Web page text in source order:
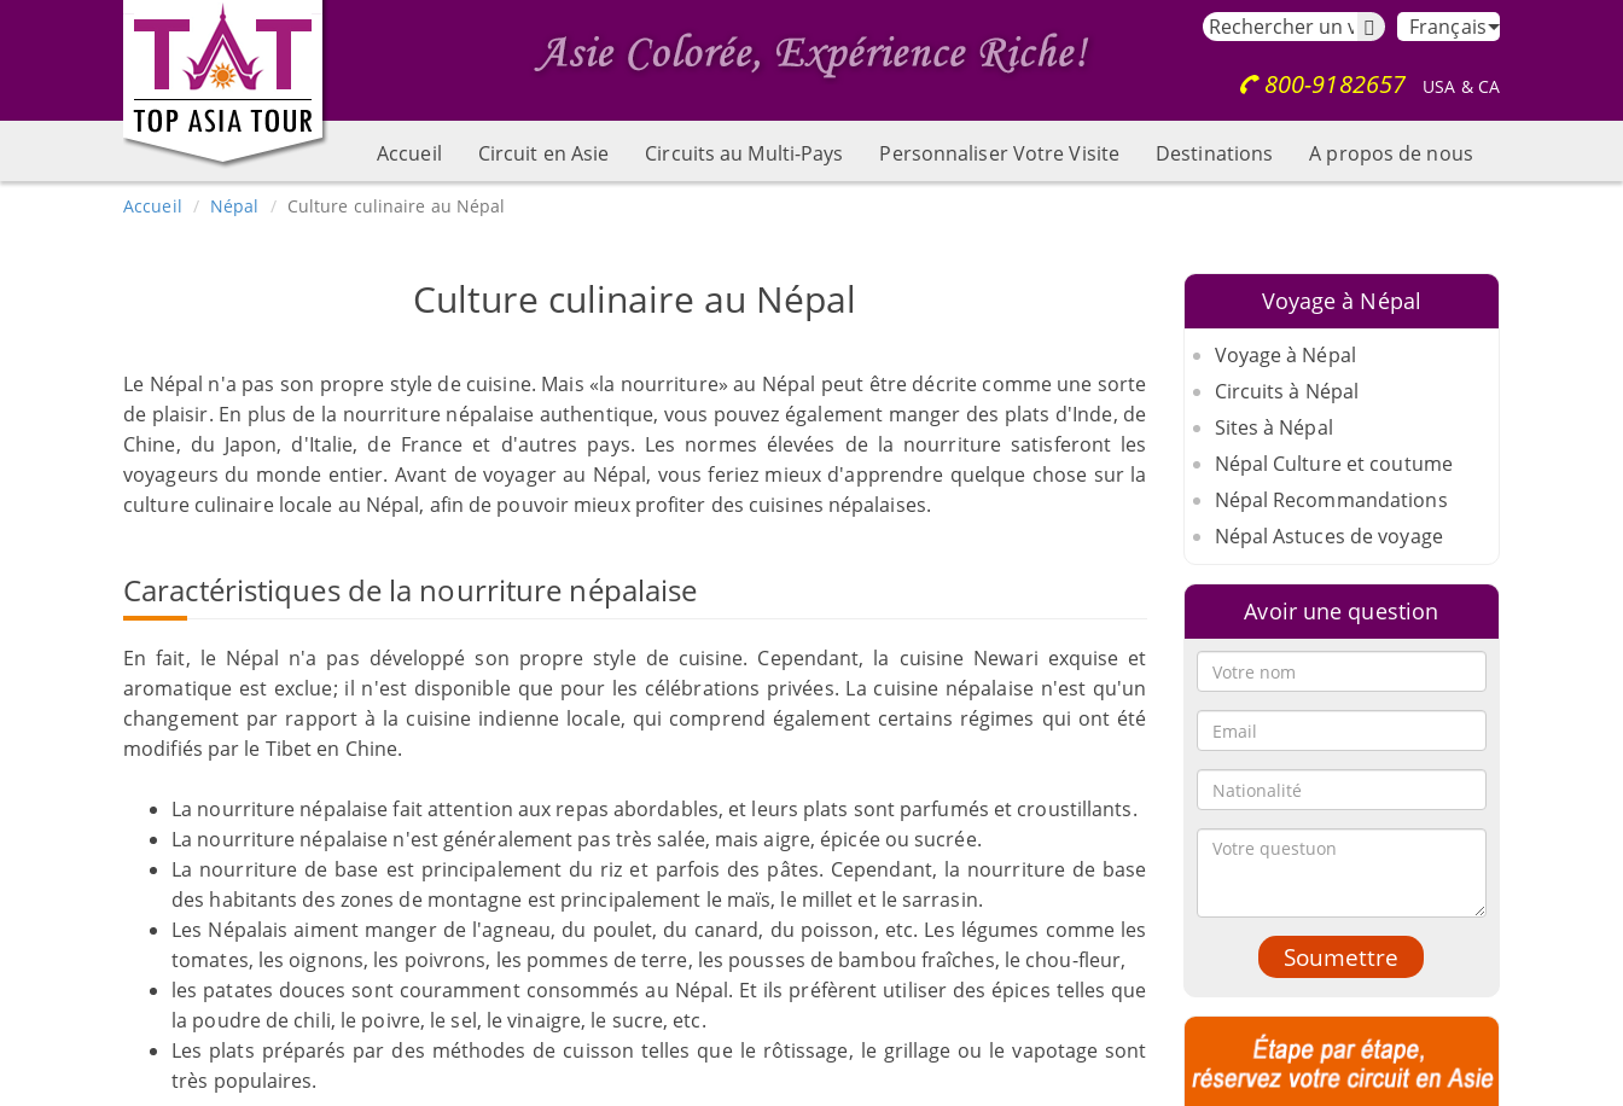
Français
800-9182657 USA & CA
Accueil Circuit en Asie Circuits au Multi-Pays Personnaliser Votre Visite Destinations A propos de nous
Accueil Népal Culture culinaire au Népal
Culture culinaire au Népal
Le Népal n'a pas son propre style de cuisine. Mais «la nourriture» au Népal peut être décrite comme une sorte
de plaisir. En plus de la nourriture népalaise authentique, vous pouvez également manger des plats d'Inde, de
Chine, du Japon, d'Italie, de France et d'autres pays. Les normes élevées de la nourriture satisferont les
voyageurs du monde entier. Avant de voyager au Népal, vous feriez mieux d'apprendre quelque chose sur la
culture culinaire locale au Népal, afin de pouvoir mieux profiter des cuisines népalaises.
Caractéristiques de la nourriture népalaise
En fait, le Népal n'a pas développé son propre style de cuisine. Cependant, la cuisine Newari exquise et
aromatique est exclue; il n'est disponible que pour les célébrations privées. La cuisine népalaise n'est qu'un
changement par rapport à la cuisine indienne locale, qui comprend également certains régimes qui ont été
modifiés par le Tibet en Chine.
La nourriture népalaise fait attention aux repas abordables, et leurs plats sont parfumés et croustillants.
La nourriture népalaise n'est généralement pas très salée, mais aigre, épicée ou sucrée.
La nourriture de base est principalement du riz et parfois des pâtes. Cependant, la nourriture de base
des habitants des zones de montagne est principalement le maïs, le millet et le sarrasin.
Les Népalais aiment manger de l'agneau, du poulet, du canard, du poisson, etc. Les légumes comme les
tomates, les oignons, les poivrons, les pommes de terre, les pousses de bambou fraîches, le chou-fleur,
les patates douces sont couramment consommés au Népal. Et ils préfèrent utiliser des épices telles que
la poudre de chili, le poivre, le sel, le vinaigre, le sucre, etc.
Les plats préparés par des méthodes de cuisson telles que le rôtissage, le grillage ou le vapotage sont
très populaires.
Voyage à Népal
Voyage à Népal
Circuits à Népal
Sites à Népal
Népal Culture et coutume
Népal Recommandations
Népal Astuces de voyage
Avoir une question
Soumettre